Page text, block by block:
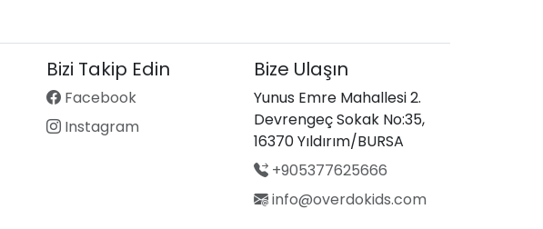
Bizi Takip Edin
Facebook
Instagram
Bize Ulaşın
Yunus Emre Mahallesi 2.
Devrengeç Sokak No:35,
16370 Yıldırım/BURSA
+905377625666
info@overdokids.com